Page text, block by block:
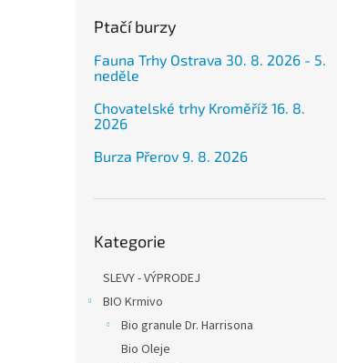
Ptačí burzy
Fauna Trhy Ostrava 30. 8. 2026 - 5.
neděle
Chovatelské trhy Kroměříž 16. 8.
2026
Burza Přerov 9. 8. 2026
kategorie
Kategorie
SLEVY - VÝPRODEJ
BIO Krmivo
Bio granule Dr. Harrisona
Bio Oleje